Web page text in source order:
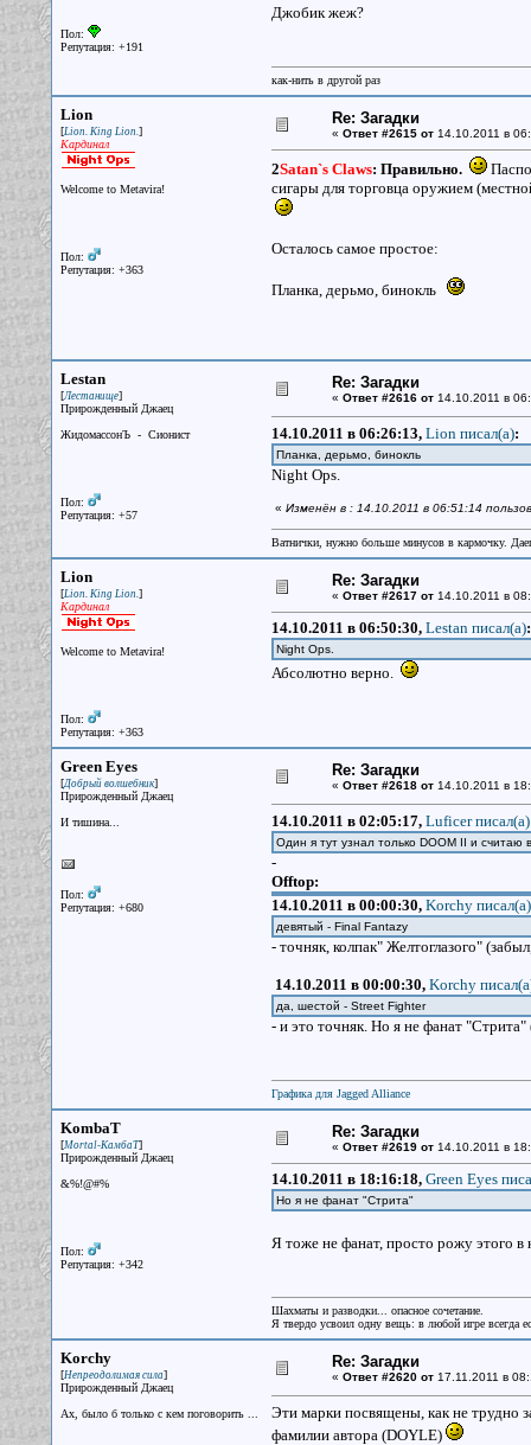
Пол:
Репутация: +191
Джобик жеж?
как-нить в другой раз
Lion
[Lion. King Lion.]
Кардинал
Welcome to Metavira!
Пол:
Репутация: +363
Re: Загадки
« Ответ #2615 от14.10.2011 в
2Satan`s Claws: Правильно.
сигары для торговца оружием
Осталось самое простое:
Планка, дерьмо, бинокль
Lestan
[Лестанище]
Прирожденный Джаец
ЖидомассонЪ - Сионист
Пол:
Репутация: +57
Re: Загадки
« Ответ #2616 от14.10.2011 в
14.10.2011 в 06:26:13, Lion писал(a):
Планка, дерьмо, бинокль
Night Ops.
« Изменён в : 14.10.2011 в 06:51:14
Ватнички, нужно больше минусов в кармочку.
Lion
[Lion. King Lion.]
Кардинал
Welcome to Metavira!
Пол:
Репутация: +363
Re: Загадки
« Ответ #2617 от14.10.2011 в
14.10.2011 в 06:50:30, Lestan писал(a):
Night Ops.
Абсолютно верно.
Green Eyes
[Добрый волшебник]
Прирожденный Джаец
И тишина...
Пол:
Репутация: +680
Re: Загадки
« Ответ #2618 от14.10.2011 в
14.10.2011 в 02:05:17, Luficer писал(a)
Один я тут узнал только DOOM II и считаю
-
Offtop:
14.10.2011 в 00:00:30, Korchy писал(a)
девятый - Final Fantazy
- точняк, колпак" Желтоглазого"
14.10.2011 в 00:00:30, Korchy
да, шестой - Street Fighter
- и это точняк. Но я не фанат
Графика для Jagged Alliance
KombaT
[Mortal-КамбаТ]
Прирожденный Джаец
&%!@#%
Пол:
Репутация: +342
Re: Загадки
« Ответ #2619 от14.10.2011 в
14.10.2011 в 18:16:18, Green Eyes
Но я не фанат "Стрита"
Я тоже не фанат, просто рожу этого
Шахматы и разводки... опасное сочетание.
Я твердо усвоил одну вещь: в любой игре всегда
Korchy
[Непреодолимая сила]
Прирожденный Джаец
Ах, было б только с кем поговорить ...
Re: Загадки
« Ответ #2620 от17.11.2011 в
Эти марки посвящены, как не трудно
фамилии автора (DOYLE)